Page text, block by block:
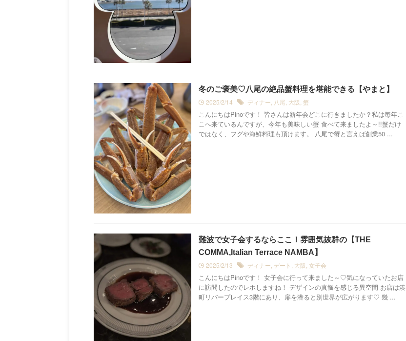
冬のご褒美♡八尾の絶品蟹料理を堪能できる【やまと】
2025/2/14
ディナー 八尾 大阪 蟹
こんにちはPinoです！ 皆さんは新年会どこに行きましたか？私は毎年こ
こへ来ているんですが、今年も美味しい蟹 食べて来ましたよ～!!蟹だけ
ではなく、フグや海鮮料理も頂けます。 八尾で蟹と言えば創業50 ...
難波で女子会するならここ！雰囲気抜群の【THE
COMMA,Italian Terrace NAMBA】
2025/2/13
ディナー デート 大阪 女子会
こんにちはPinoです！ 女子会に行って来ました～♡気になっていたお店
に訪問したのでレポしますね！ デザインの真髄を感じる異空間 お店は湊
町リバープレイス3階にあり、扉を潜ると別世界が広がります♡ 幾 ...